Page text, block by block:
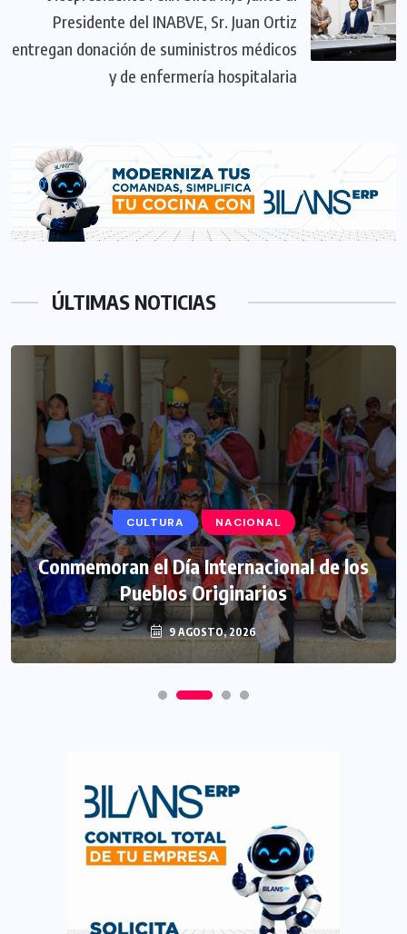
Presidente del INABVE, Sr. Juan Ortiz
entregan donación de suministros médicos
y de enfermería hospitalaria
ÚLTIMAS NOTICIAS
CULTURA NACIONAL
Conmemoran el Día Internacional de los
Pueblos Originarios
9 AGOSTO, 2026